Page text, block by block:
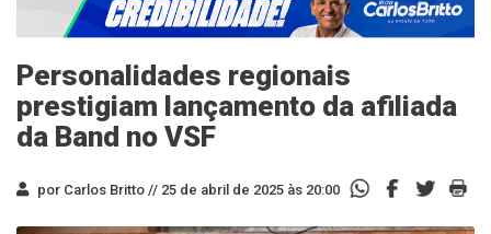
Personalidades regionais
prestigiam lançamento da afiliada
da Band no VSF
por Carlos Britto // 25 de abril de 2025 às 20:00